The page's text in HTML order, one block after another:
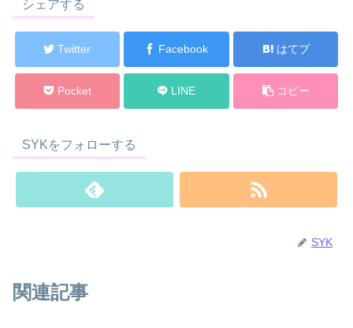
シェアする
Twitter Facebook はてブ
Pocket LINE コピー
SYKをフォローする
SYK
関連記事